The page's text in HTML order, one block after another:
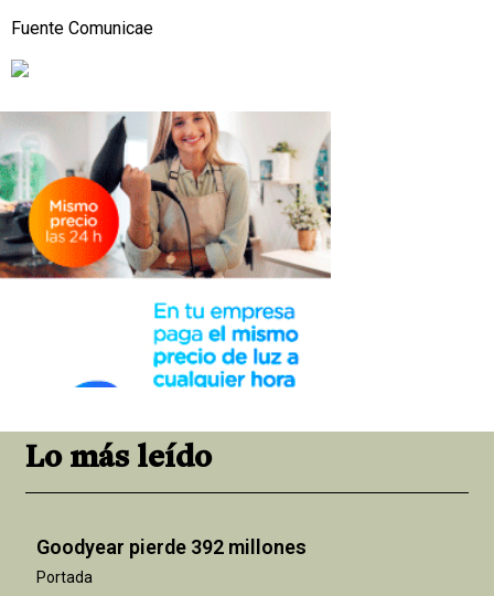
Fuente Comunicae
Lo más leído
Goodyear pierde 392 millones
Portada